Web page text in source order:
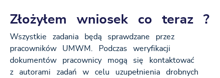
Złożyłem wniosek co teraz ?
Wszystkie zadania będą sprawdzane przez
pracowników UMWM. Podczas weryfikacji
dokumentów pracownicy mogą się kontaktować
z autorami zadań w celu uzupełnienia drobnych